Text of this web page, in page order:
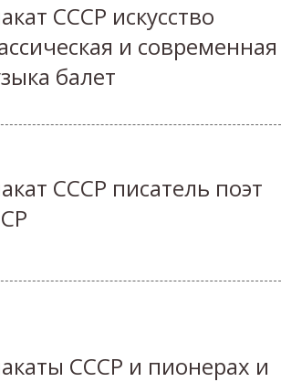
СССР искусство
и современная
балет
СССР писатель поэт
СССР и пионерах и